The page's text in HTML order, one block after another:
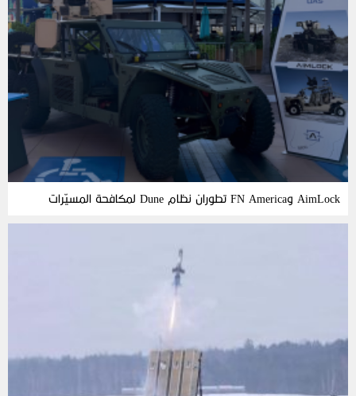
AimLock وFN America تطوران نظام Dune لمكافحة المسيّرات